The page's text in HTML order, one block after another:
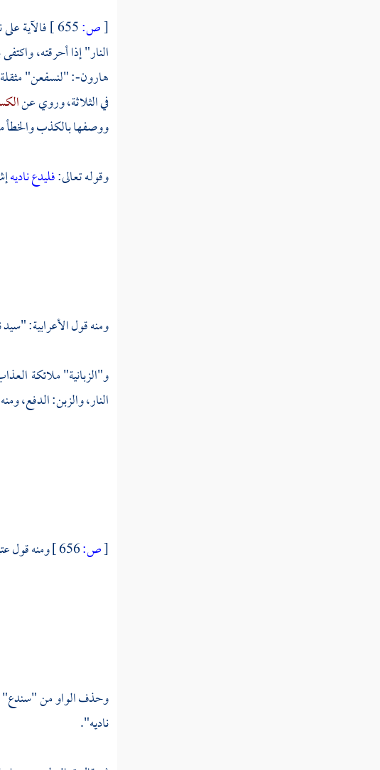
[ص: فالآية
النار" إذا أحرقته،
هارون-:"لنسفعن"
في الثلاثة، وروي عن
ووصفها بالكذب
وقوله تعالى:فليدع ناديه
ومنه قول الأعرابية: "سيد
و"الزبانية" ملائكة
النار، والزبن: الدفع،
[ص: ومنه قول
وحذف الواو من "سندع"
ناديه".